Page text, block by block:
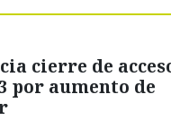
cierre de
por aumento de